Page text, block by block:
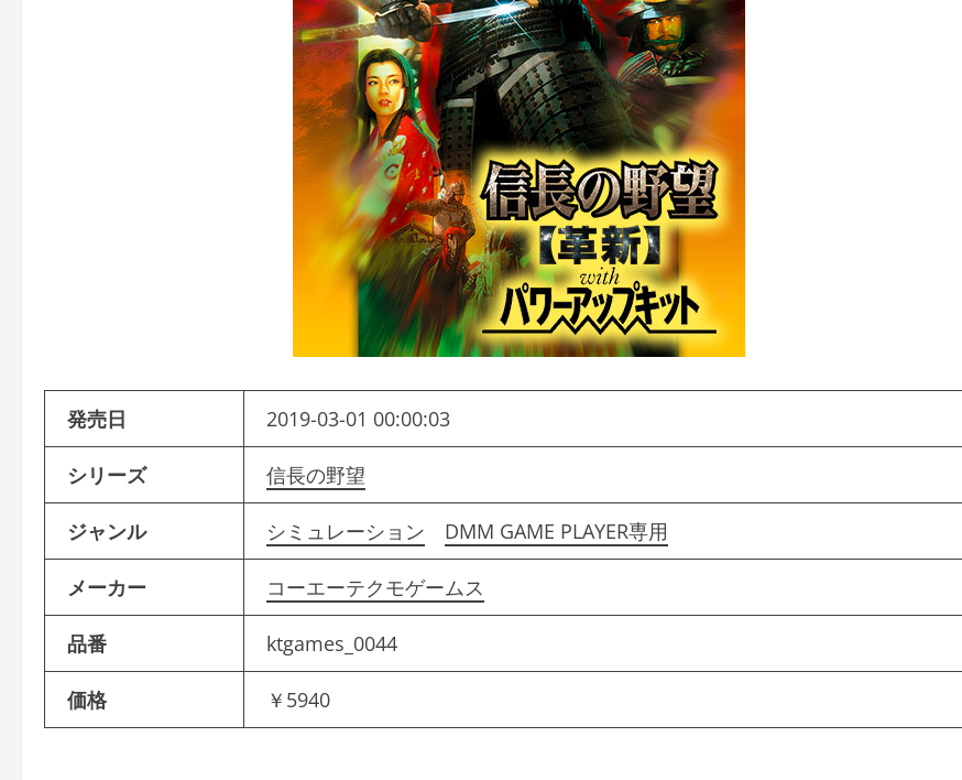
発売日 2019-03-01 00:00:03
シリーズ 信長の野望
ジャンル シミュレーション DMM GAME PLAYER専用
メーカー コーエーテクモゲームス
品番 ktgames_0044
価格 ￥5940